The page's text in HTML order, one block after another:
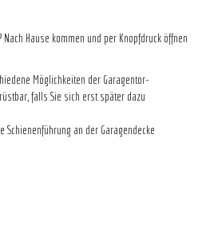
Hause kommen und per Knopfdruck öffnen
Möglichkeiten der Garagentor-
falls Sie sich erst später dazu
Schienenführung an der Garagendecke